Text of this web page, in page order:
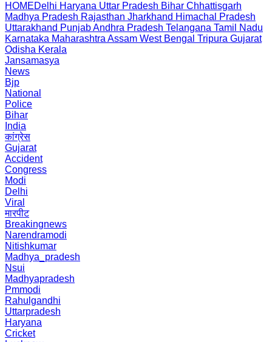
HOMEDelhi Haryana Uttar Pradesh Bihar Chhattisgarh
Madhya Pradesh Rajasthan Jharkhand Himachal Pradesh
Uttarakhand PunjabAndhra Pradesh Telangana Tamil Nadu
Karnataka Maharashtra Assam West Bengal Tripura Gujarat
Odisha Kerala
Jansamasya
News
Bjp
National
Police
Bihar
India
कांग्रेस
Gujarat
Accident
Congress
Modi
Delhi
Viral
मारपीट
Breakingnews
Narendramodi
Nitishkumar
Madhya_pradesh
Nsui
Madhyapradesh
Pmmodi
Rahulgandhi
Uttarpradesh
Haryana
Cricket